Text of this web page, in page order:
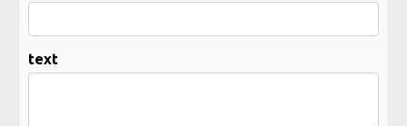
text